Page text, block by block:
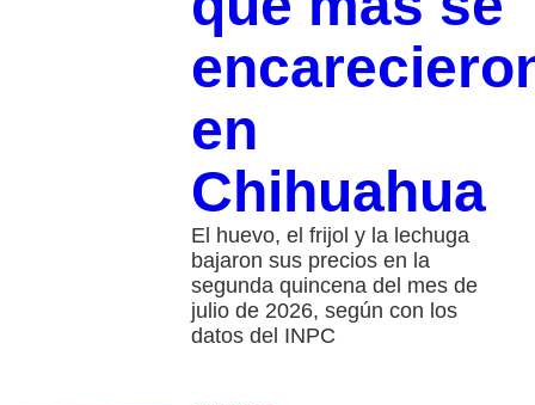
en
Chihuahua
El huevo, el frijol y la lechuga
bajaron sus precios en la
segunda quincena del mes de
julio de 2026, según con los
datos del INPC